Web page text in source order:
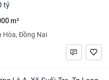
tỷ
m²
Hòa, Đồng Nai